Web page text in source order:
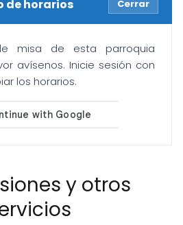
de horarios Cerrar
misa de esta parroquia
avísenos. Inicie sesión con
los horarios.
y otros